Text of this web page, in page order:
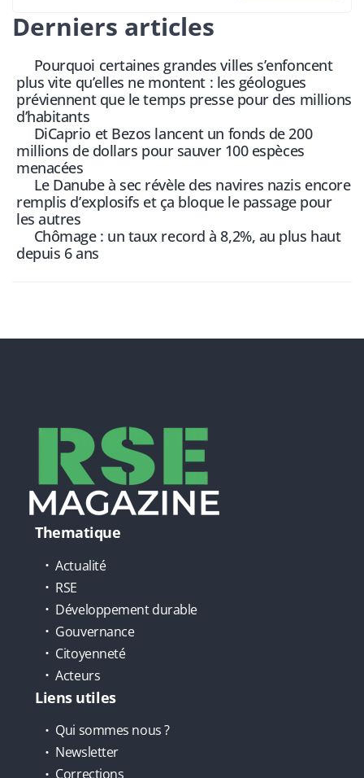
Derniers articles
Pourquoi certaines grandes villes s’enfoncent
plus vite qu’elles ne montent : les géologues
préviennent que le temps presse pour des millions
d’habitants
DiCaprio et Bezos lancent un fonds de 200
millions de dollars pour sauver 100 espèces
menacées
Le Danube à sec révèle des navires nazis encore
remplis d’explosifs et ça bloque le passage pour
les autres
Chômage : un taux record à 8,2%, au plus haut
depuis 6 ans
Thematique
Actualité
RSE
Développement durable
Gouvernance
Citoyenneté
Acteurs
Liens utiles
Qui sommes nous ?
Newsletter
Corrections